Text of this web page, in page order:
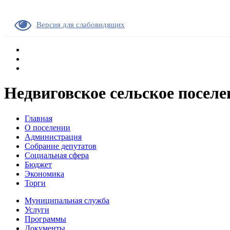
Версия для слабовидящих
Недвиговское сельское
Главная
О поселении
Администрация
Собрание депутатов
Социальная сфера
Бюджет
Экономика
Торги
Муниципальная служба
Услуги
Программы
Документы